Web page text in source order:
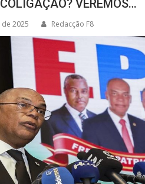
VEREMOS…
2025 Redacção F8